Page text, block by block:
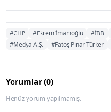
#CHP #Ekrem İmamoğlu #İBB
#Medya A.Ş.
#Fatoş Pınar Türker
Yorumlar (0)
Henüz yorum yapılmamış.